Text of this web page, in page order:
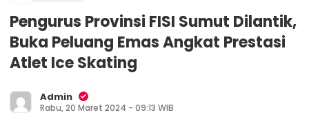
Pengurus Provinsi FISI Sumut Dilantik,
Buka Peluang Emas Angkat Prestasi
Atlet Ice Skating
Admin
Rabu, 20 Maret 2024 - 09:13 WIB